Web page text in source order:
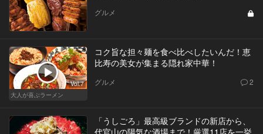
グルメ
Vol.7
大人が喜ぶラーメン
コク旨な担々麺を食べ比べしたいんだ！恵
比寿の美女が集まる隠れ家中華！
グルメ 2
「うしごろ」最高級ブランドの新店から、
代官山の陽気な酒場まで！厳選11店を一挙